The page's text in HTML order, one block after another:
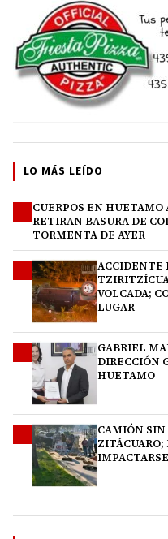
LO MÁS LEÍDO
CUERPOS EN
RETIRAN BASURA DE
TORMENTA DE AYER
ACCIDENTE
VOLCADA;
LUGAR
GABRIEL
DIRECCIÓN
HUETAMO
CAMIÓN SIN
ZITÁCUARO;